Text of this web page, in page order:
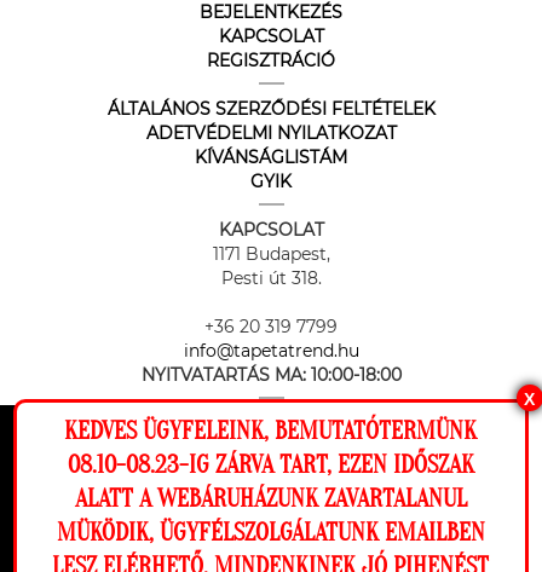
Ez a weboldal cookie-kat használ, hogy a
lehető legjobb élményt nyújtsa honlapunkon.
Beállítások
BEJELENTKEZÉS
KAPCSOLAT
REGISZTRÁCIÓ
ÁLTALÁNOS SZERZŐDÉSI FELTÉTELEK
ADETVÉDELMI NYILATKOZAT
KÍVÁNSÁGLISTÁM
GYIK
KAPCSOLAT
1171 Budapest,
Pesti út 318.
+36 20 319 7799
info@tapetatrend.hu
NYITVATARTÁS MA: 10:00-18:00
Az online fizetést a Barion Payment Zrt. biztosítja, MNB engedély
száma: H-EN-I-1064/2013
X
KEDVES ÜGYFELEINK, BEMUTATÓTERMÜNK
08.10-08.23-IG ZÁRVA TART, EZEN IDŐSZAK
ALATT A WEBÁRUHÁZUNK ZAVARTALANUL
MÜKÖDIK, ÜGYFÉLSZOLGÁLATUNK EMAILBEN